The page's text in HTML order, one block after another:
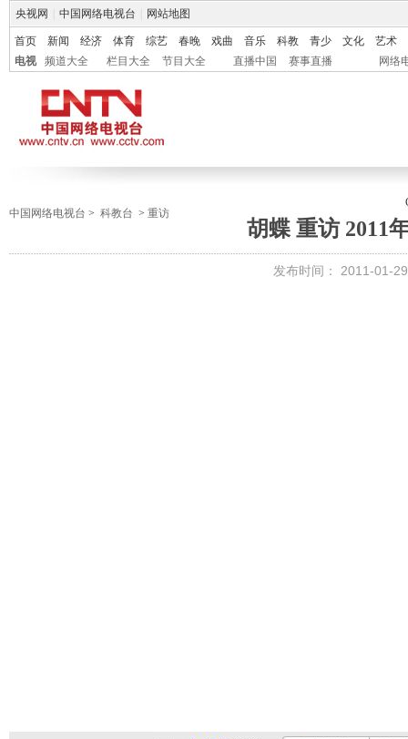
央视网 中国网络电视台 网站地图
首页 新闻 经济 体育 综艺 春晚 戏曲 音乐 科教 青少 文化
艺术
电视
频道大全 栏目大全 节目大全 直播中国 赛事直播 网络
中国网络电视台 > 科教台 > 重访
胡蝶 重访 2011
发布时间： 2011-01-